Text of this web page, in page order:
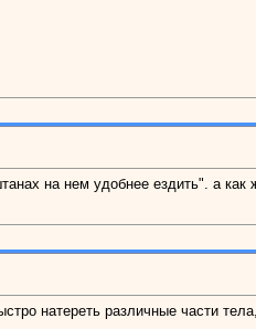
на нем удобнее ездить". а как
натереть различные части тела,